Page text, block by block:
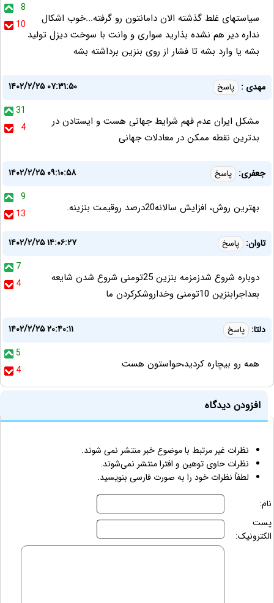
8
10
سیاستهای غلط گذشته الان دامانتون رو گرفته...خوب اشکال
نداره دیر هم نشده بذارید سواری و وانت با سوخت دیزل تولید
بشه یا وارد بشه تا فشار از روی بنزین برداشته بشه
مهدی : پاسخ
۱۴۰۲/۲/۲۵ ۰۷:۳۱:۵۰
31
4
مشکل ایران عدم فهم شرایط جهانی هست و ایستادن در
بدترین نقطه ممکن در معادلات جهانی
جعفری: پاسخ
۱۴۰۲/۲/۲۵ ۰۹:۱۰:۵۸
9
13
بهترین روش، افزایش سالانه20درصد روقیمت بنزینه.
تاوان: پاسخ
۱۴۰۲/۲/۲۵ ۱۴:۰۶:۲۷
7
4
دوباره شروع شدزمزمه بنزین 25تومنی شروع شدن شایعه
بعداجرابنزین 10تومنی وخداروشکرکردن ما
دلتا: پاسخ
۱۴۰۲/۲/۲۵ ۲۰:۴۰:۱۱
5
4
همه رو بیچاره کردید،حواستون هست
افزودن دیدگاه
نظرات غیر مرتبط با موضوع خبر منتشر نمی شوند.
نظرات حاوی توهین و افترا منتشر نمی‌شوند.
لطفاً نظرات خود را به صورت فارسی بنویسید.
نام:
پست
الکترونیک: